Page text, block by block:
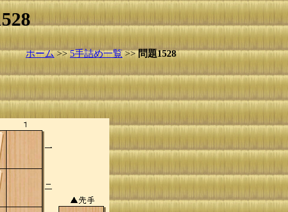
ホーム>>5手詰め一覧>>問題1528